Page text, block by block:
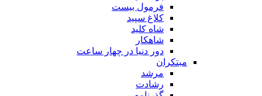
فرمول بیست
کلاغ سپید
شاه کلید
شاهکار
دور دنیا در چهار ساعت
مبتکران
مرشد
رشادت